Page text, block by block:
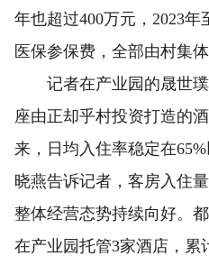
年也超过400万元，2023年
医保参保费，全部由村集体
记者在产业园的晟世璞
座由正却乎村投资打造的
来，日均入住率稳定在
晓燕告诉记者，客房入住
整体经营态势持续向好。
在产业园托管3家酒店，累